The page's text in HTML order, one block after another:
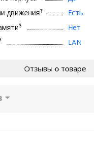
движения?
Есть
?
Нет
LAN
Отзывы о товаре